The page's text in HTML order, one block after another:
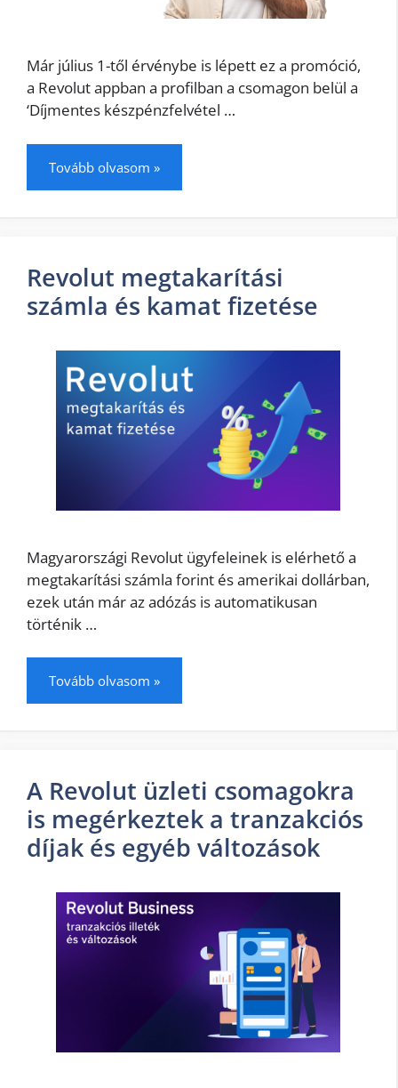
Már július 1-től érvénybe is lépett ez a promóció,
a Revolut appban a profilban a csomagon belül a
‘Díjmentes készpénzfelvétel …
Tovább olvasom »
Revolut megtakarítási
számla és kamat fizetése
Magyarországi Revolut ügyfeleinek is elérhető a
megtakarítási számla forint és amerikai dollárban,
ezek után már az adózás is automatikusan
történik …
Tovább olvasom »
A Revolut üzleti csomagokra
is megérkeztek a tranzakciós
díjak és egyéb változások